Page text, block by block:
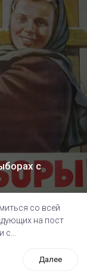
с
со всей
на пост
Далее